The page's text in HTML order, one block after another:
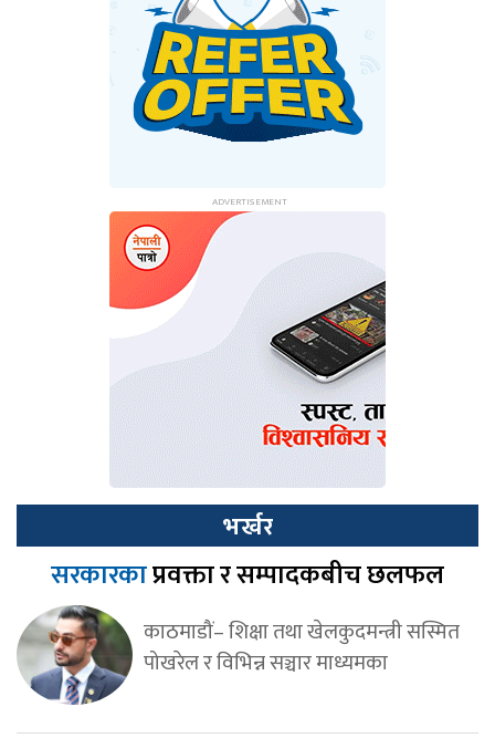
भर्खर
सरकारकाप्रवक्ता र सम्पादकबीच छलफल
काठमाडौं– शिक्षा तथा खेलकुदमन्त्री सस्मित
पोखरेल र विभिन्न सञ्चार माध्यमका